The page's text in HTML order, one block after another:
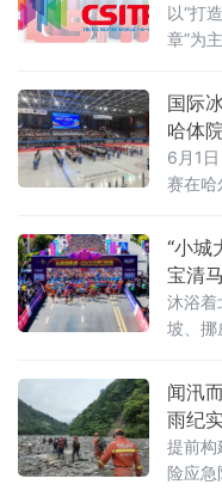
以“打
章”为
日至
行的
展览总
和地
业首
国际
哈体
6月1
赛在哈
滨市体
宾，
运动学
团、
动。国
“小城
宝清
沐浴着
坡、挪
手迎
功举办
衷，积
奔跑
旅资源
闻汛
雨纪
提前构
险应急